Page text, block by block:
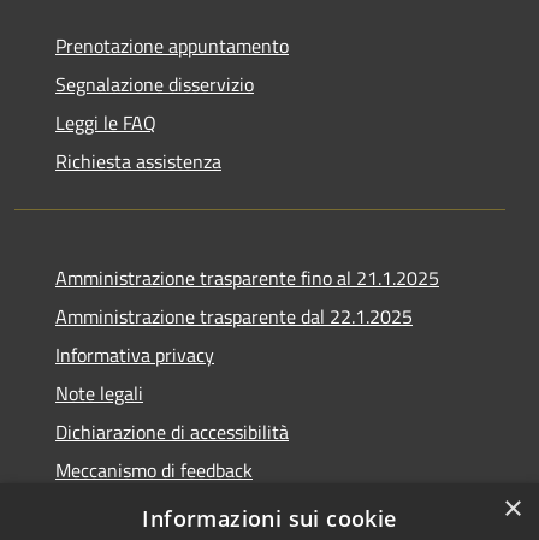
Prenotazione appuntamento
Segnalazione disservizio
Leggi le FAQ
Richiesta assistenza
Amministrazione trasparente fino al 21.1.2025
Amministrazione trasparente dal 22.1.2025
Informativa privacy
Note legali
Dichiarazione di accessibilità
Meccanismo di feedback
Whistleblowing
×
Informazioni sui cookie